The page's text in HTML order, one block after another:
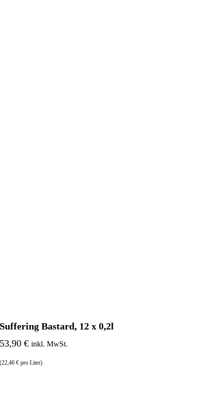
Suffering Bastard, 12 x 0,2l
53,90 €inkl. MwSt.
(22,46 € pro Liter)